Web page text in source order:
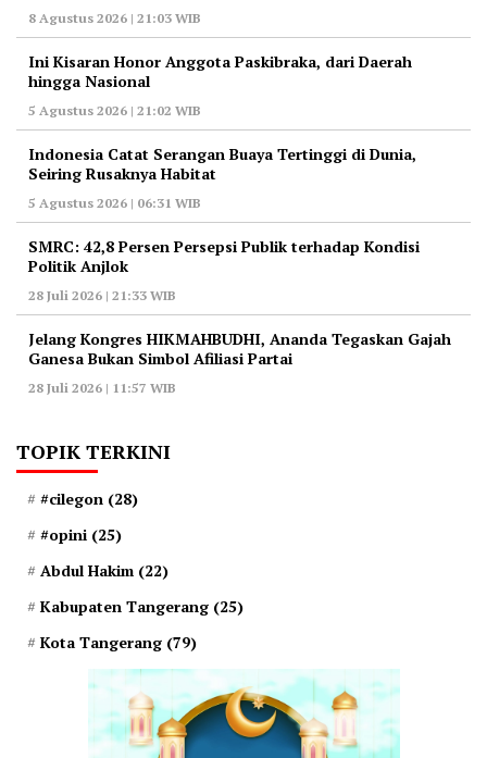
8 Agustus 2026 | 21:03 WIB
Ini Kisaran Honor Anggota Paskibraka, dari Daerah
hingga Nasional
5 Agustus 2026 | 21:02 WIB
Indonesia Catat Serangan Buaya Tertinggi di Dunia,
Seiring Rusaknya Habitat
5 Agustus 2026 | 06:31 WIB
‎SMRC: 42,8 Persen Persepsi Publik terhadap Kondisi
Politik Anjlok
28 Juli 2026 | 21:33 WIB
‎Jelang Kongres HIKMAHBUDHI, Ananda Tegaskan Gajah
Ganesa Bukan Simbol Afiliasi Partai
28 Juli 2026 | 11:57 WIB
TOPIK TERKINI
#cilegon (28)
#opini (25)
Abdul Hakim (22)
Kabupaten Tangerang (25)
Kota Tangerang (79)